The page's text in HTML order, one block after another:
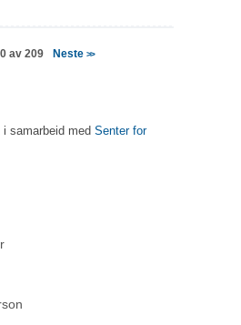
av 209 Neste >>
i samarbeid med Senter for